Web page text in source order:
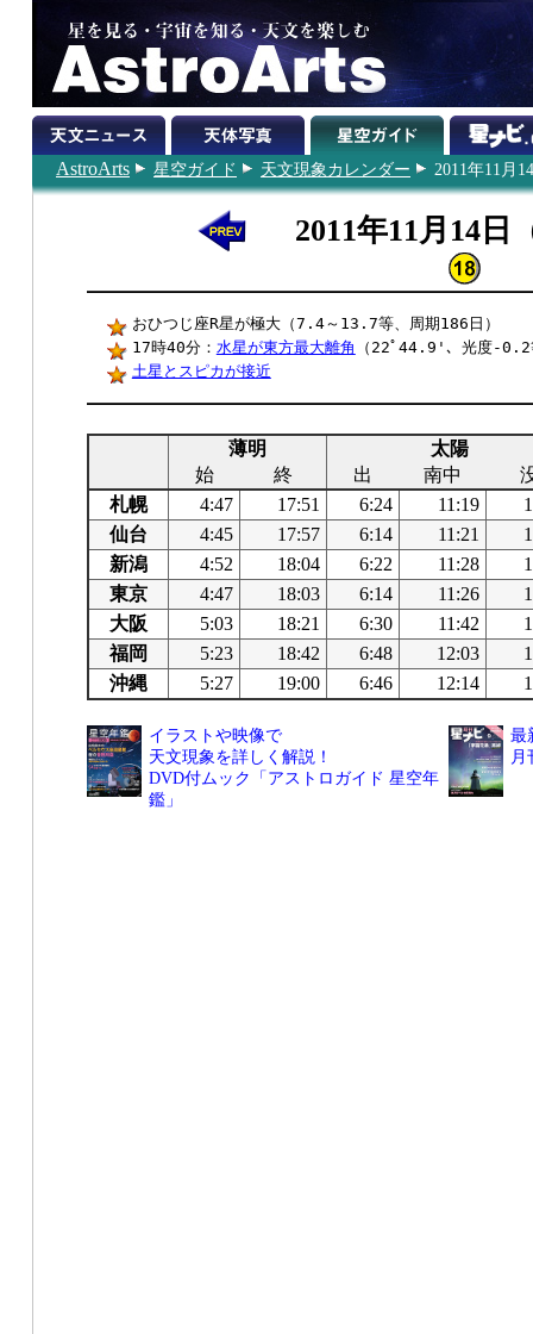
AstroArts 星空ガイド 天文現象カレンダー 2011年11月
2011年11月14日
おひつじ座R星が極大（7.4～13.7等、周期186日）
17時40分： 水星が東方最大離角
（22ﾟ44.9'、光度-
土星とスピカが接近
薄明
太陽
始
終 出 南中
札幌
4:47 17:51 6:24 11:19
仙台
4:45 17:57 6:14 11:21
新潟
4:52 18:04 6:22 11:28
東京
4:47 18:03 6:14 11:26
大阪
5:03 18:21 6:30 11:42
福岡
5:23 18:42 6:48 12:03
沖縄
5:27 19:00 6:46 12:14
イラストや映像で
天文現象を詳しく解説！
DVD付ムック「アストロガイド 星空年
鑑」
最